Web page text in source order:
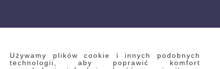
Używamy plików cookie i innych podobnych
technologii, aby poprawić komfort
INFORMACJE